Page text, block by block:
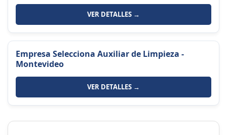
VER DETALLES →
Empresa Selecciona Auxiliar de Limpieza -
Montevideo
VER DETALLES →